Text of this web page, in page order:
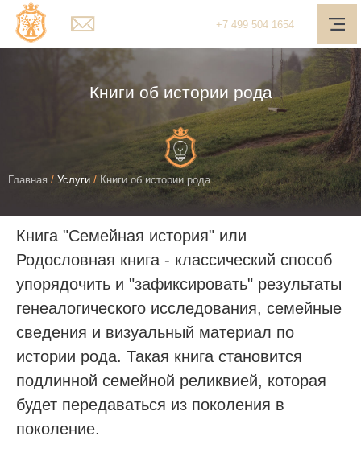
+7 499 504 1654
О компании
Услуги
Наш подход
Медиа-центр
Полезное
Контакты
Личный кабинет
Поиск
Telegram
WhatsApp
Книги об истории рода
Вы
Главная / Услуги / Книги об истории рода
Книга "Семейная история" или
Родословная книга - классический способ
упорядочить и "зафиксировать" результаты
генеалогического исследования, семейные
сведения и визуальный материал по
истории рода. Такая книга становится
подлинной семейной реликвией, которая
будет передаваться из поколения в
поколение.